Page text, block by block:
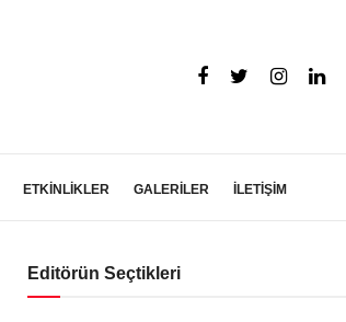
ETKİNLİKLER GALERİLER İLETİŞİM
Editörün Seçtikleri